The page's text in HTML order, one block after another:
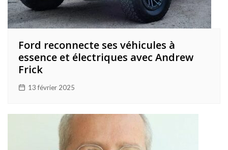
Ford reconnecte ses véhicules à
essence et électriques avec Andrew
Frick
13 février 2025